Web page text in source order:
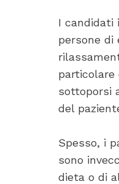
I candidati
persone di
particolare
sottoporsi
del
Spesso, i
sono
dieta o di